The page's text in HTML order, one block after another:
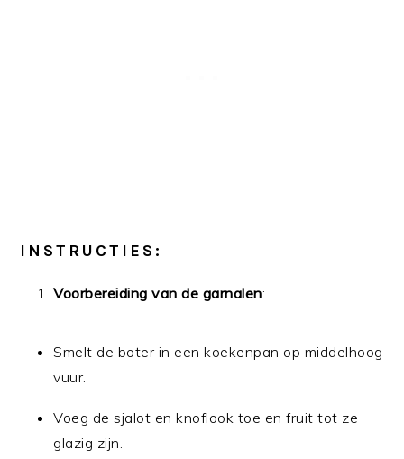
INSTRUCTIES:
Voorbereiding van de garnalen:
Smelt de boter in een koekenpan op middelhoog
vuur.
Voeg de sjalot en knoflook toe en fruit tot ze
glazig zijn.